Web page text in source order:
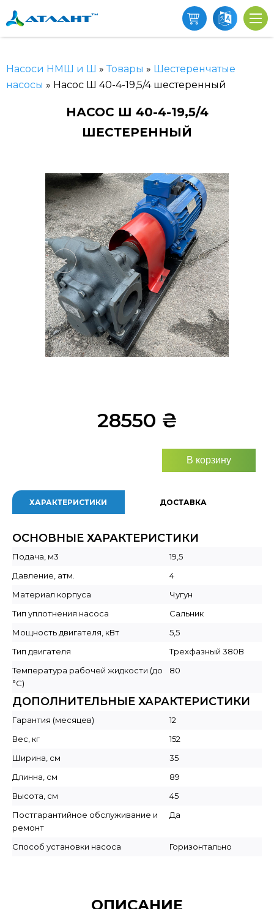
Насоси НМШ и Ш »Товары » Шестеренчатые
насосы » Насос Ш 40-4-19,5/4 шестеренный
НАСОС Ш 40-4-19,5/4
ШЕСТЕРЕННЫЙ
< >
28550 ₴
В корзину
ХАРАКТЕРИСТИКИ ДОСТАВКА
ОСНОВНЫЕ ХАРАКТЕРИСТИКИ
Подача, м3
19,5
Давление, атм.
4
Материал корпуса
Чугун
Тип уплотнения насоса
Сальник
Мощность двигателя, кВт
5,5
Тип двигателя
Трехфазный 380В
Температура рабочей жидкости (до
°C)
80
ДОПОЛНИТЕЛЬНЫЕ ХАРАКТЕРИСТИКИ
Гарантия (месяцев)
12
Вес, кг
152
Ширина, см
35
Длинна, см
89
Высота, см
45
Постгарантийное обслуживание и
ремонт
Да
Способ установки насоса Горизонтально
ОПИСАНИЕ